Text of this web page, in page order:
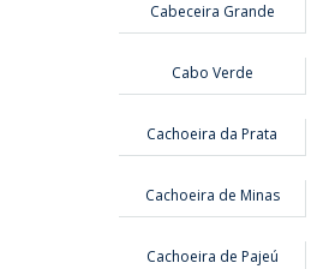
Cabeceira Grande
Cabo Verde
Cachoeira da Prata
Cachoeira de Minas
Cachoeira de Pajeú